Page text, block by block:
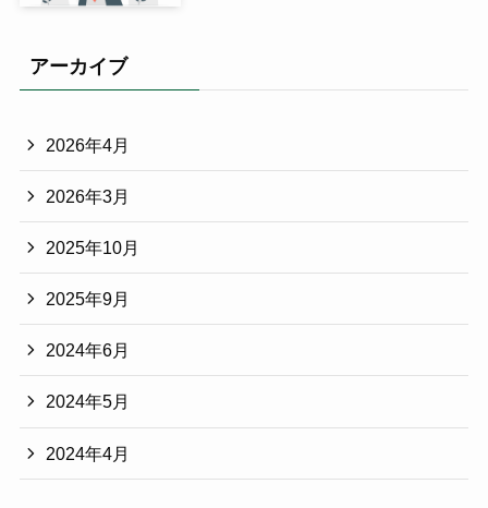
アーカイブ
2026年4月
2026年3月
2025年10月
2025年9月
2024年6月
2024年5月
2024年4月